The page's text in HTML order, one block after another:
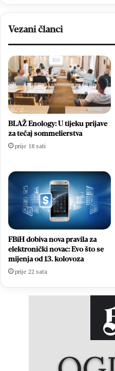
uvjerljivom
Vezani članci
BLAŽ Enology: U tijeku prijave
za tečaj sommelierstva
prije 18 sati
FBiH dobiva nova pravila za
elektronički novac: Evo što se
mijenja od 13. kolovoza
prije 22 sata